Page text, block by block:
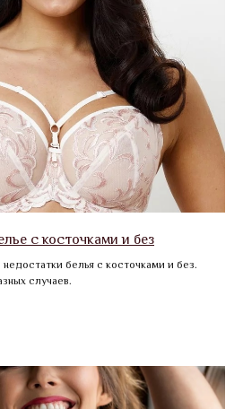
с косточками и без
белья с косточками и без.
случаев.